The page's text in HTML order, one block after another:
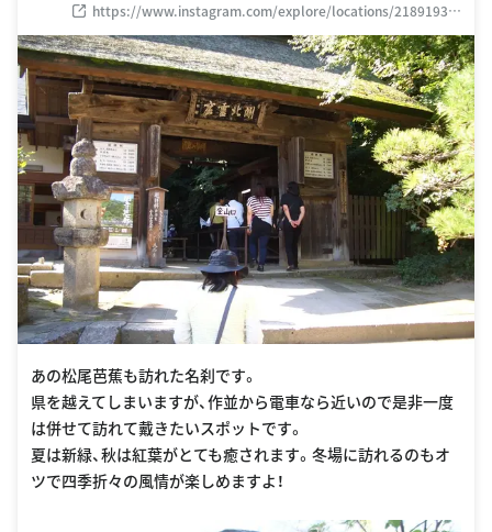
https://www.instagram.com/explore/locations/21891932
4
あの松尾芭蕉も訪れた名刹です。
県を越えてしまいますが、作並から電車なら近いので是非一度
は併せて訪れて戴きたいスポットです。
夏は新緑、秋は紅葉がとても癒されます。冬場に訪れるのもオ
ツで四季折々の風情が楽しめますよ！